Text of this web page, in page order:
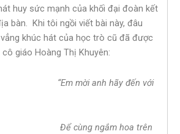
huy sức mạnh của khối đại đoàn kết
bàn. Khi tôi ngồi viết bài này, đâu
khúc hát của học trò cũ đã được
giáo Hoàng Thị Khuyên:
“Em mời anh hãy đến với
ngắm hoa trên